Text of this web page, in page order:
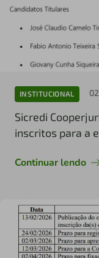
INSTITUCIONAL
Sicredi
inscritos para a
Continuar lendo